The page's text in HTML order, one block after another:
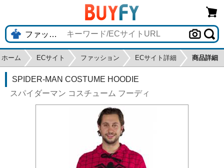
ホーム ECサイト ファッション ECサイト詳細 商品詳細
SPIDER-MAN COSTUME HOODIE
スパイダーマン コスチューム フーディ